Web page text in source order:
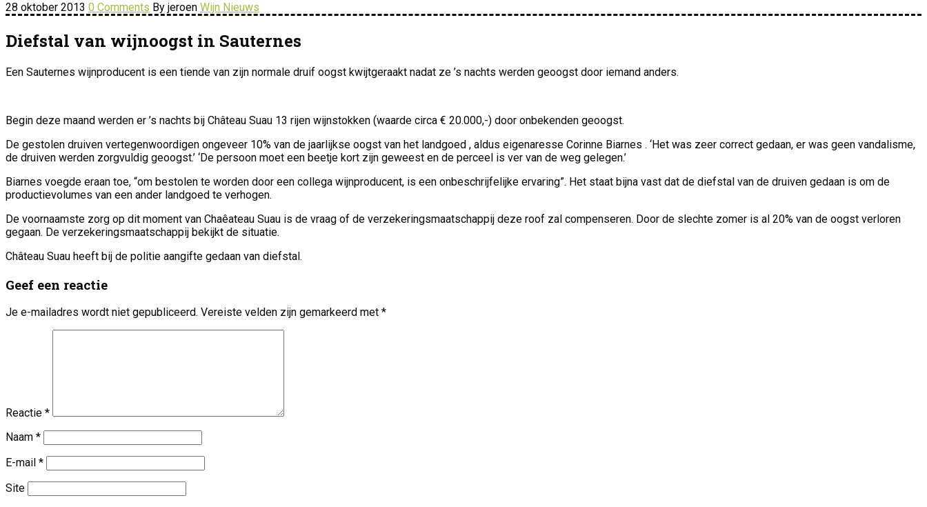
28 oktober 2013 0 Comments By jeroen Wijn Nieuws
Diefstal van wijnoogst in Sauternes
Een Sauternes wijnproducent is een tiende van zijn normale druif oogst kwijtgeraakt nadat ze ’s nachts werden geoogst door iemand anders.
Begin deze maand werden er ’s nachts bij Château Suau 13 rijen wijnstokken (waarde circa € 20.000,-) door onbekenden geoogst.
De gestolen druiven vertegenwoordigen ongeveer 10% van de jaarlijkse oogst van het landgoed , aldus eigenaresse Corinne Biarnes . ‘Het was zeer correct gedaan, er was geen vandalisme,
de druiven werden zorgvuldig geoogst.’ ‘De persoon moet een beetje kort zijn geweest en de perceel is ver van de weg gelegen.’
Biarnes voegde eraan toe, “om bestolen te worden door een collega wijnproducent, is een onbeschrijfelijke ervaring”. Het staat bijna vast dat de diefstal van de druiven gedaan is om de
productievolumes van een ander landgoed te verhogen.
De voornaamste zorg op dit moment van Chaêateau Suau is de vraag of de verzekeringsmaatschappij deze roof zal compenseren. Door de slechte zomer is al 20% van de oogst verloren
gegaan. De verzekeringsmaatschappij bekijkt de situatie.
Château Suau heeft bij de politie aangifte gedaan van diefstal.
Geef een reactie
Je e-mailadres wordt niet gepubliceerd. Vereiste velden zijn gemarkeerd met *
Reactie *
Naam *
E-mail *
Site